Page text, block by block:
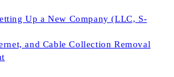
Up a New Company (LLC, S-
and Cable Collection Removal